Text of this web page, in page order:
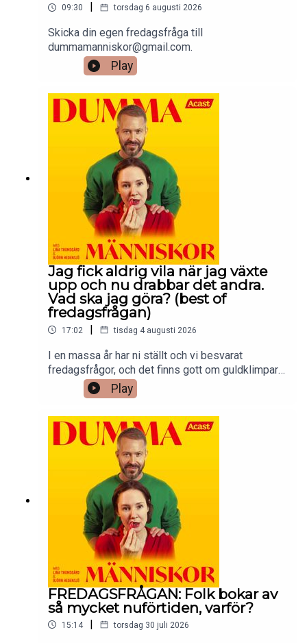
09:30 torsdag 6 augusti 2026
Skicka din egen fredagsfråga till
dummamanniskor@gmail.com.
Play
Jag fick aldrig vila när jag växte
upp och nu drabbar det andra.
Vad ska jag göra? (best of
fredagsfrågan)
17:02 | tisdag 4 augusti 2026
I en massa år har ni ställt och vi besvarat
fredagsfrågor, och det finns gott om guldklimpar i
katalogen. I sommar repriserar vi våra favoriter –
fredagsfrågor som verkligen förtjänar en lyssning
fredagsfrågor som vanligt.Redigering: Peter
Malmqvist.Kontakta oss på
dummamanniskor@gmail.com.
Play
FREDAGSFRÅGAN: Folk bokar av
så mycket nuförtiden, varför?
15:14 | torsdag 30 juli 2026